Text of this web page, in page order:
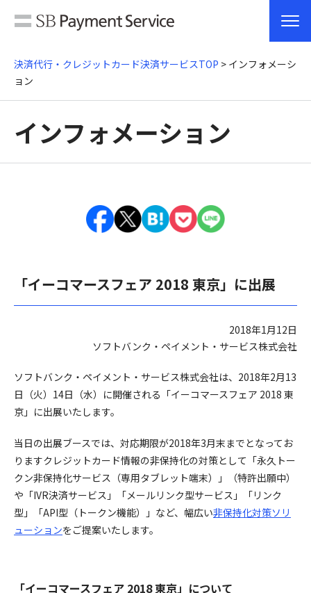
決済代行・クレジットカード決済サービスTOP > インフォメーシ
ョン
インフォメーション
「イーコマースフェア 2018 東京」に出展
2018年1月12日
ソフトバンク・ペイメント・サービス株式会社
ソフトバンク・ペイメント・サービス株式会社は、2018年2月13
日（火）14日（水）に開催される「イーコマースフェア 2018 東
京」に出展いたします。
当日の出展ブースでは、対応期限が2018年3月末までとなってお
りますクレジットカード情報の非保持化の対策として「永久トー
クン非保持化サービス（専用タブレット端末）」（特許出願中）
や「IVR決済サービス」「メールリンク型サービス」「リンク
型」「API型（トークン機能）」など、幅広い非保持化対策ソリ
ューションをご提案いたします。
「イーコマースフェア 2018 東京」について